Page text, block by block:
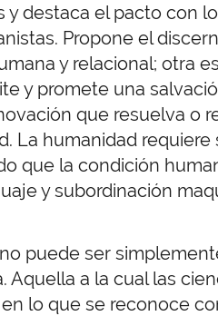
y destaca el pacto con
Propone el
y relacional; otra
y promete una
que resuelva o
La humanidad requiere
que la condición
y subordinación
puede ser
a la cual las
lo que se reconoce